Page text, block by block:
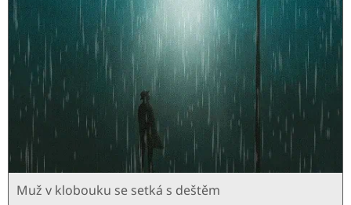
Muž v klobouku se setká s deštěm